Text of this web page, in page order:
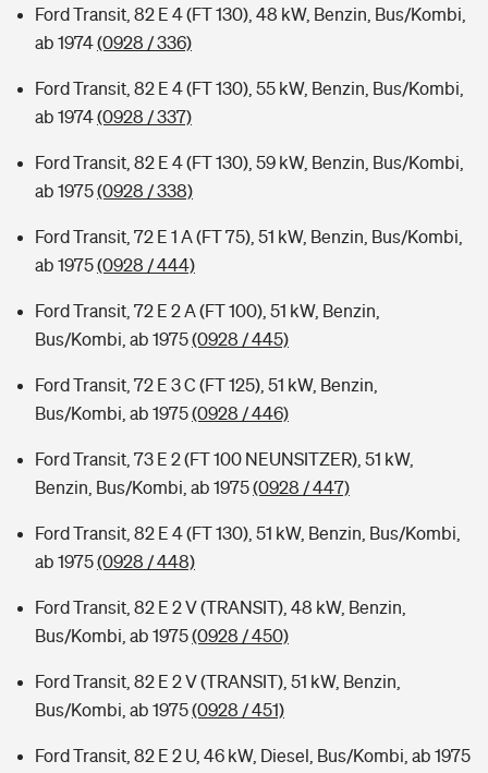
Ford Transit, 82 E 4 (FT 130), 48 kW, Benzin, Bus/Kombi,
ab 1974(0928 / 336)
Ford Transit, 82 E 4 (FT 130), 55 kW, Benzin, Bus/Kombi,
ab 1974(0928 / 337)
Ford Transit, 82 E 4 (FT 130), 59 kW, Benzin, Bus/Kombi,
ab 1975(0928 / 338)
Ford Transit, 72 E 1 A (FT 75), 51 kW, Benzin, Bus/Kombi,
ab 1975(0928 / 444)
Ford Transit, 72 E 2 A (FT 100), 51 kW, Benzin,
Bus/Kombi, ab 1975(0928 / 445)
Ford Transit, 72 E 3 C (FT 125), 51 kW, Benzin,
Bus/Kombi, ab 1975(0928 / 446)
Ford Transit, 73 E 2 (FT 100 NEUNSITZER), 51 kW,
Benzin, Bus/Kombi, ab 1975(0928 / 447)
Ford Transit, 82 E 4 (FT 130), 51 kW, Benzin, Bus/Kombi,
ab 1975(0928 / 448)
Ford Transit, 82 E 2 V (TRANSIT), 48 kW, Benzin,
Bus/Kombi, ab 1975(0928 / 450)
Ford Transit, 82 E 2 V (TRANSIT), 51 kW, Benzin,
Bus/Kombi, ab 1975(0928 / 451)
Ford Transit, 82 E 2 U, 46 kW, Diesel, Bus/Kombi, ab 1975